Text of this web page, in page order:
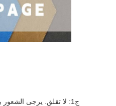
ج1: لا تقلق. يرجى